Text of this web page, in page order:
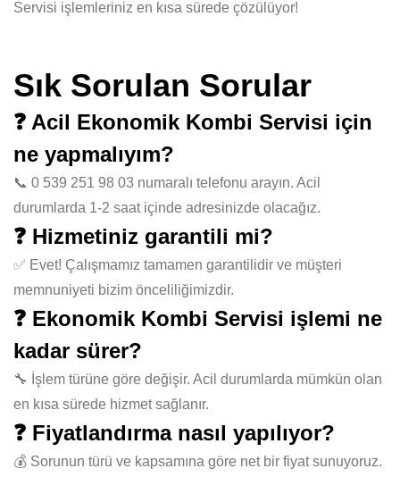
Servisi işlemleriniz en kısa sürede çözülüyor!
Sık Sorulan Sorular
❓ Acil Ekonomik Kombi Servisi için
ne yapmalıyım?
📞 0 539 251 98 03 numaralı telefonu arayın. Acil
durumlarda 1-2 saat içinde adresinizde olacağız.
❓ Hizmetiniz garantili mi?
✅ Evet! Çalışmamız tamamen garantilidir ve müşteri
memnuniyeti bizim önceliliğimizdir.
❓ Ekonomik Kombi Servisi işlemi ne
kadar sürer?
🔧 İşlem türüne göre değişir. Acil durumlarda mümkün olan
en kısa sürede hizmet sağlanır.
❓ Fiyatlandırma nasıl yapılıyor?
💰 Sorunun türü ve kapsamına göre net bir fiyat sunuyoruz.